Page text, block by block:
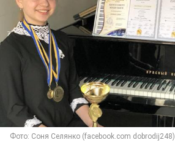
Фото: Соня Селянко (facebook.com dobrodij248)